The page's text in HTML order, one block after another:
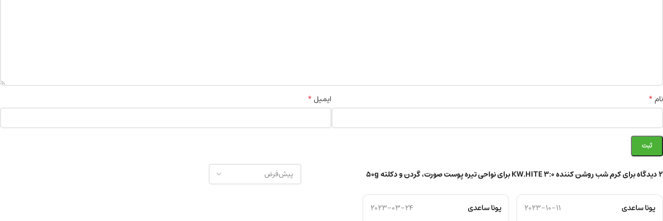
2 دیدگاه برای کرم شب روشن کننده KW.HITE 3:0 برای نواحی تیره پوست صورت، گردن و دکلته 50g
یونا ساعدی 2023-10-11 یونا ساعدی 2023-03-24
نام* ایمیل*